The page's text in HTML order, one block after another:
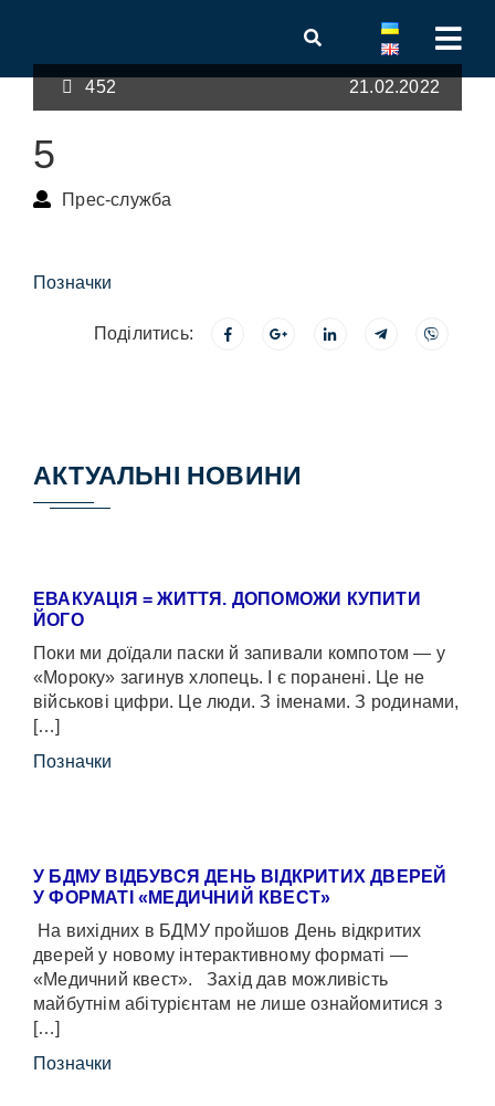
452 21.02.2022
5
Прес-служба
Позначки
Поділитись:
АКТУАЛЬНІ НОВИНИ
ЕВАКУАЦІЯ = ЖИТТЯ. ДОПОМОЖИ КУПИТИ
ЙОГО
Поки ми доїдали паски й запивали компотом — у
«Мороку» загинув хлопець. І є поранені. Це не
військові цифри. Це люди. З іменами. З родинами,
[…]
Позначки
У БДМУ ВІДБУВСЯ ДЕНЬ ВІДКРИТИХ ДВЕРЕЙ
У ФОРМАТІ «МЕДИЧНИЙ КВЕСТ»
На вихідних в БДМУ пройшов День відкритих
дверей у новому інтерактивному форматі —
«Медичний квест». Захід дав можливість
майбутнім абітурієнтам не лише ознайомитися з
[…]
Позначки